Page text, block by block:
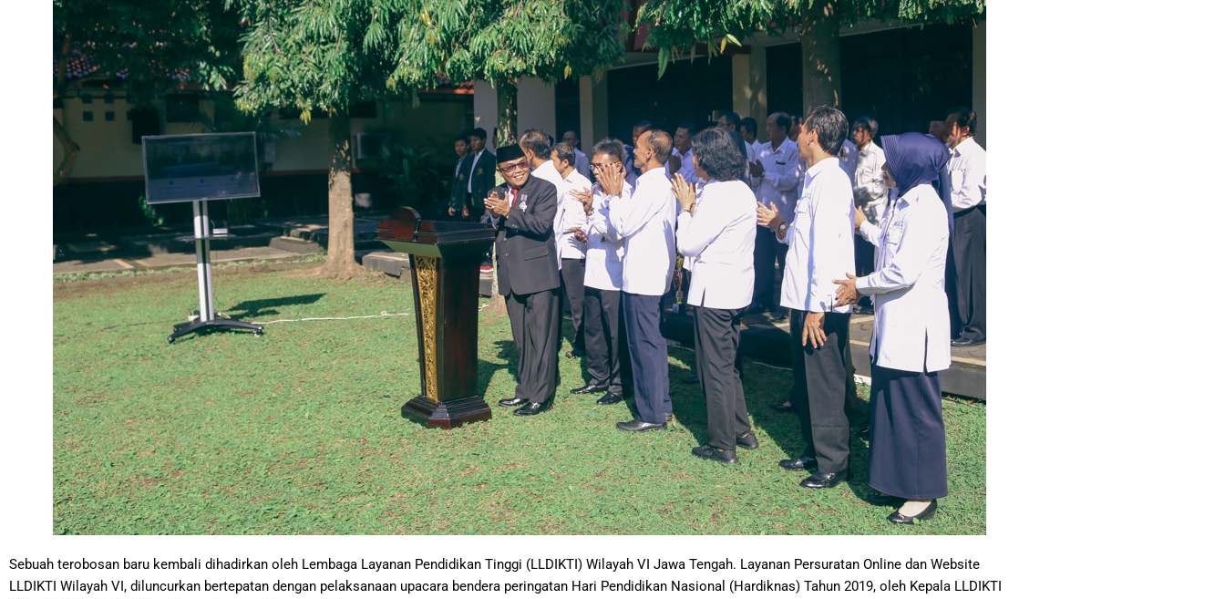
Sebuah terobosan baru kembali dihadirkan oleh Lembaga Layanan Pendidikan Tinggi (LLDIKTI) Wilayah VI Jawa Tengah. Layanan Persuratan Online dan Website
LLDIKTI Wilayah VI, diluncurkan bertepatan dengan pelaksanaan upacara bendera peringatan Hari Pendidikan Nasional (Hardiknas) Tahun 2019, oleh Kepala LLDIKTI